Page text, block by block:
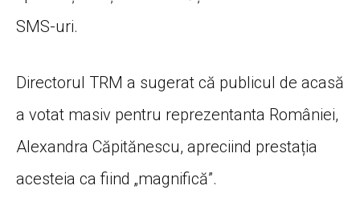
SMS-uri.
Directorul TRM a sugerat că publicul de acasă
a votat masiv pentru reprezentanta României,
Alexandra Căpitănescu, apreciind prestația
acesteia ca fiind „magnifică”.